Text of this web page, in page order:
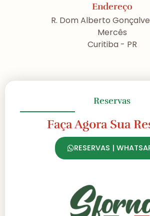
Endereço
R. Dom Alberto
Mercês
Curitiba - PR
Reservas
Faça Agora Sua
RESERVAS |